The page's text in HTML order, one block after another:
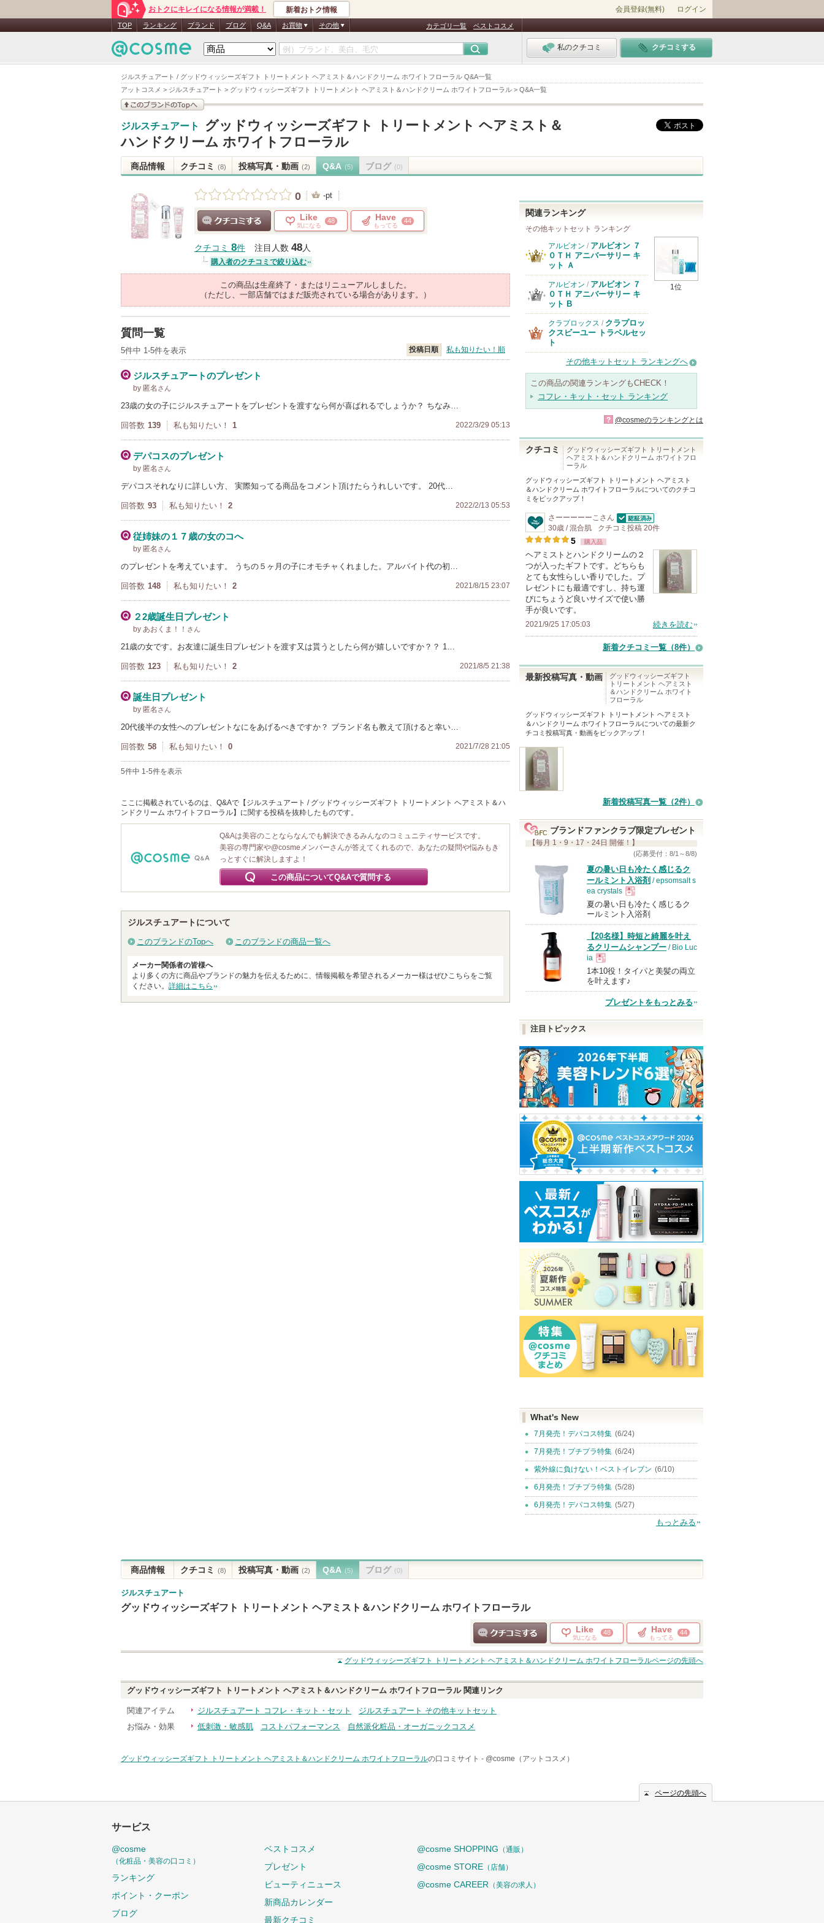
ジルスチュアート / グッドウィッシーズギフト トリートメント ヘアミスト＆ハンドクリーム ホワイトフローラル Q&A一覧
アットコスメ > ジルスチュアート > グッドウィッシーズギフト トリートメント ヘアミスト＆ハンドクリーム ホワイトフローラル > Q&A一覧
おトクにキレイになる情報が満載！ 新着おトク情報 会員登録(無料) ログイン
TOP ランキング ブランド ブログ Q&A お買物 その他 カテゴリ一覧 ベストコスメ
私のクチコミ クチコミする
ジルスチュアート
グッドウィッシーズギフト トリートメント ヘアミスト＆
ハンドクリーム ホワイトフローラル
商品情報 クチコミ (8) 投稿写真・動画 (2) Q&A (5) ブログ (0)
0 -pt
Like
気になる
48 Have
もってる
44
クチコミ 8件 注目人数 48人
購入者のクチコミで絞り込む
この商品は生産終了・またはリニューアルしました。
（ただし、一部店舗ではまだ販売されている場合があります。）
質問一覧
5件中 1-5件を表示 投稿日順 私も知りたい！順
ジルスチュアートのプレゼント
by 匿名 さん
23歳の女の子にジルスチュアートをプレゼントを渡すなら何が喜ばれるでしょうか？ ちなみ…
回答数 139 私も知りたい！ 1 2022/3/29 05:13
デパコスのプレゼント
by 匿名 さん
デパコスそれなりに詳しい方、 実際知ってる商品をコメント頂けたらうれしいです。 20代…
回答数 93 私も知りたい！ 2 2022/2/13 05:53
従姉妹の１７歳の女のコへ
by 匿名 さん
のプレゼントを考えています。 うちの５ヶ月の子にオモチャくれました。アルバイト代の初…
回答数 148 私も知りたい！ 2 2021/8/15 23:07
２2歳誕生日プレゼント
by あおくま！！ さん
21歳の女です。お友達に誕生日プレゼントを渡す又は貰うとしたら何が嬉しいですか？？ 1…
回答数 123 私も知りたい！ 2 2021/8/5 21:38
誕生日プレゼント
by 匿名 さん
20代後半の女性へのプレゼントなにをあげるべきですか？ ブランド名も教えて頂けると幸い…
回答数 58 私も知りたい！ 0 2021/7/28 21:05
5件中 1-5件を表示
ここに掲載されているのは、Q&Aで【ジルスチュアート / グッドウィッシーズギフト トリートメント ヘアミスト＆ハ
ンドクリーム ホワイトフローラル】に関する投稿を抜粋したものです。
Q&Aは美容のことならなんでも解決できるみんなのコミュニティサービスです。
美容の専門家や@cosmeメンバーさんが答えてくれるので、あなたの疑問や悩みもき
っとすぐに解決しますよ！
この商品についてQ&Aで質問する
ジルスチュアートについて
このブランドのTopへ このブランドの商品一覧へ
メーカー関係者の皆様へ
より多くの方に商品やブランドの魅力を伝えるために、情報掲載を希望されるメーカー様はぜひこちらをご覧
ください。 詳細はこちら
関連ランキング
その他キットセット ランキング
1位
アルビオン / アルビオン ７
０ＴＨ アニバーサリー キ
ット Ａ
アルビオン / アルビオン ７
０ＴＨ アニバーサリー キ
ット B
クラプロックス / クラプロッ
クスビーユー トラベルセッ
ト
その他キットセット ランキングへ
この商品の関連ランキングもCHECK！
コフレ・キット・セット ランキング
? @cosmeのランキングとは
クチコミ
グッドウィッシーズギフト トリートメント
ヘアミスト＆ハンドクリーム ホワイトフロ
ーラル
グッドウィッシーズギフト トリートメント ヘアミスト
＆ハンドクリーム ホワイトフローラルについてのクチコ
ミをピックアップ！
さーーーーーこ さん
認証済
30歳 / 混合肌 クチコミ投稿 20件
5 購入品
ヘアミストとハンドクリームの２
つが入ったギフトです。どちらも
とても女性らしい香りでした。プ
レゼントにも最適ですし、持ち運
びにちょうど良いサイズで使い勝
手が良いです。
2021/9/25 17:05:03 続きを読む
新着クチコミ一覧 （8件）
最新投稿写真・動画
グッドウィッシーズギフト
トリートメント ヘアミスト
＆ハンドクリーム ホワイト
フローラル
グッドウィッシーズギフト トリートメント ヘアミスト
＆ハンドクリーム ホワイトフローラルについての最新ク
チコミ投稿写真・動画をピックアップ！
新着投稿写真一覧（2件）
ブランドファンクラブ限定プレゼント
【毎月 1・9・17・24日 開催！】
(応募受付：8/1～8/8)
夏の暑い日も冷たく感じるク
ールミント入浴剤 / epsomsalt s
ea crystals
現
品
夏の暑い日も冷たく感じるク
ールミント入浴剤
【20名様】時短と綺麗を叶え
るクリームシャンプー / Bio Luc
ia
現
1本10役！タイパと美髪の両立
を叶えます♪
プレゼントをもっとみる
注目トピックス
What's New
7月発売！デパコス特集 (6/24)
7月発売！プチプラ特集 (6/24)
紫外線に負けない！ベストイレブン (6/10)
6月発売！プチプラ特集 (5/28)
6月発売！デパコス特集 (5/27)
もっとみる
商品情報 クチコミ (8) 投稿写真・動画 (2) Q&A (5) ブログ (0)
ジルスチュアート
グッドウィッシーズギフト トリートメント ヘアミスト＆ハンドクリーム ホワイトフローラル
クチコミする
Like
気になる
48 Have
もってる
44
グッドウィッシーズギフト トリートメント ヘアミスト＆ハンドクリーム ホワイトフローラルページの先頭へ
グッドウィッシーズギフト トリートメント ヘアミスト＆ハンドクリーム ホワイトフローラル関連リンク
関連アイテム ジルスチュアート コフレ・キット・セット
ジルスチュアート その他キットセット
お悩み・効果
低刺激・敏感肌 コストパフォーマンス 自然派化粧品・オーガニックコスメ
グッドウィッシーズギフト トリートメント ヘアミスト＆ハンドクリーム ホワイトフローラルの口コミサイト - @cosme（アットコスメ）
ページの先頭へ
サービス
@cosme
（化粧品・美容の口コミ）
ランキング
ポイント・クーポン
ブログ
ベストコスメ
プレゼント
ビューティニュース
新商品カレンダー
最新クチコミ
@cosme SHOPPING （通販）
@cosme STORE （店舗）
@cosme CAREER （美容の求人）